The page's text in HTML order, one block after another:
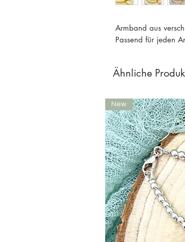
Armband aus
Passend für jeden
Ähnliche
New